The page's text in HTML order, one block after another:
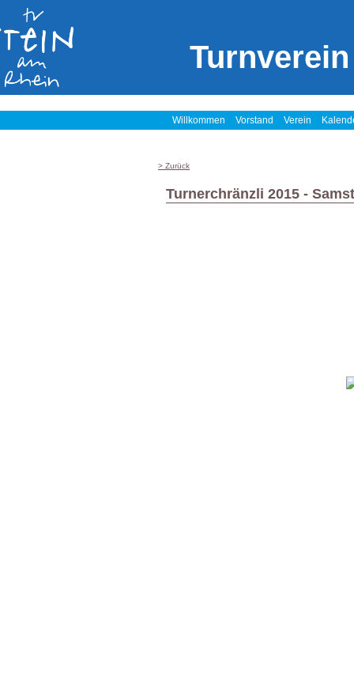
Willkommen Vorstand Verein
> Zurück
Turnerchränzli 2015 -